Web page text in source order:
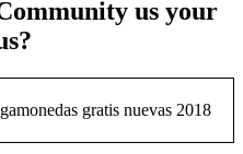
us your